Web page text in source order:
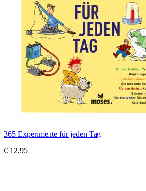
365 Experimente für jeden Tag
€ 12,95